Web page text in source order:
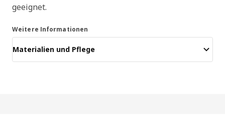
geeignet.
Weitere Informationen
Materialien und Pflege